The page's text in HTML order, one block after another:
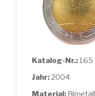
Katalog-Nr.: 165
Jahr: 2004
Material: Bimetall